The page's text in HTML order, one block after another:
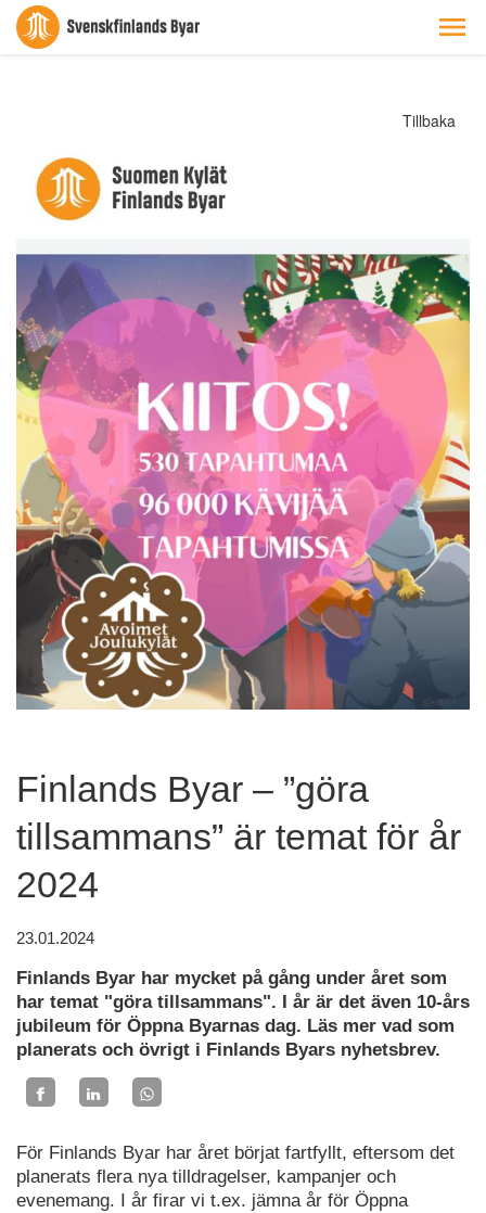
Tillbaka
Finlands Byar – ”göra
tillsammans” är temat för år
2024
23.01.2024
Finlands Byar har mycket på gång under året som
har temat "göra tillsammans". I år är det även 10-års
jubileum för Öppna Byarnas dag. Läs mer vad som
planerats och övrigt i Finlands Byars nyhetsbrev.
För Finlands Byar har året börjat fartfyllt, eftersom det
planerats flera nya tilldragelser, kampanjer och
evenemang. I år firar vi t.ex. jämna år för Öppna